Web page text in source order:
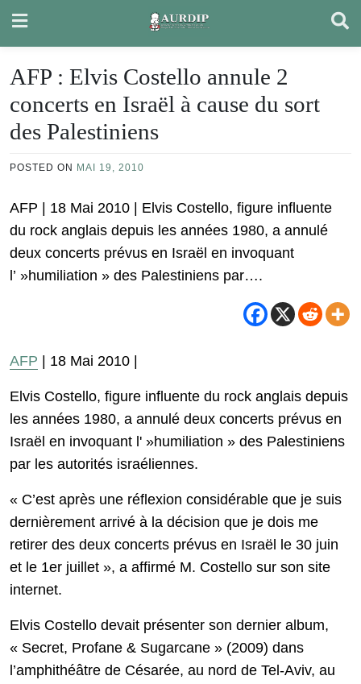
content
AFP : Elvis Costello annule 2
concerts en Israël à cause du sort
des Palestiniens
POSTED ON MAI 19, 2010
AFP | 18 Mai 2010 | Elvis Costello, figure influente
du rock anglais depuis les années 1980, a annulé
deux concerts prévus en Israël en invoquant
l’ »humiliation » des Palestiniens par….
AFP | 18 Mai 2010 |
Elvis Costello, figure influente du rock anglais depuis
les années 1980, a annulé deux concerts prévus en
Israël en invoquant l' »humiliation » des Palestiniens
par les autorités israéliennes.
« C’est après une réflexion considérable que je suis
dernièrement arrivé à la décision que je dois me
retirer des deux concerts prévus en Israël le 30 juin
et le 1er juillet », a affirmé M. Costello sur son site
internet.
Elvis Costello devait présenter son dernier album,
« Secret, Profane & Sugarcane » (2009) dans
l’amphithéâtre de Césarée, au nord de Tel-Aviv, au